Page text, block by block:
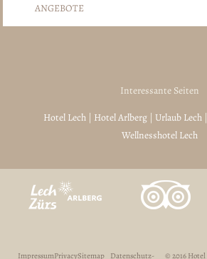
ANGEBOTE
Interessante Seiten
Hotel Lech| Hotel Arlberg| Urlaub Lech|
Wellnesshotel Lech
ImpressumPrivacySitemap Datenschutz- © 2016 Hotel